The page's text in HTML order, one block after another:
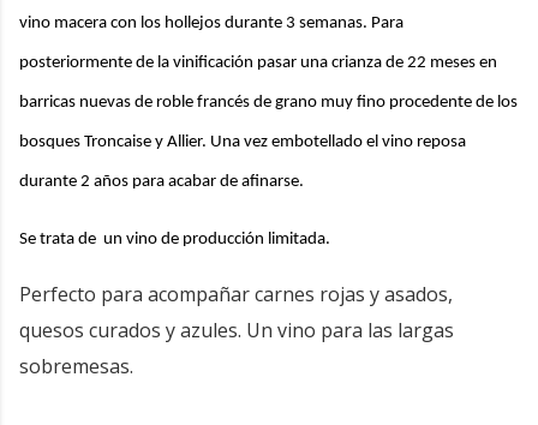
vino macera con los hollejos durante 3 semanas. Para
posteriormente de la vinificación pasar una crianza de 22 meses en
barricas nuevas de roble francés de grano muy fino procedente de los
bosques Troncaise y Allier. Una vez embotellado el vino reposa
durante 2 años para acabar de afinarse.
Se trata de un vino de producción limitada.
Perfecto para acompañar carnes rojas y asados,
quesos curados y azules. Un vino para las largas
sobremesas.